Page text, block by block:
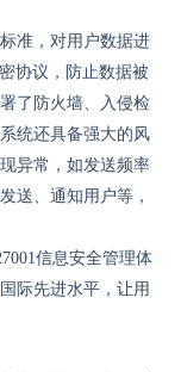
准，对用户数据进
协议，防止数据被
了防火墙、入侵检
统还具备强大的风
异常，如发送频率
送、通知用户等，
信息安全管理体
际先进水平，让用